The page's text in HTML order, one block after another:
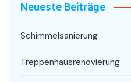
Neueste Beiträge
Schimmelsanierung
Treppenhausrenovierung